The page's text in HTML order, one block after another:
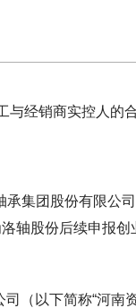
经销商实控人的合
集团股份有限公司
轴股份后续申报创
（以下简称“河南